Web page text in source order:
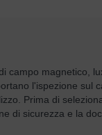
campo magnetico,
l'ispezione sul
Prima di
di sicurezza e la